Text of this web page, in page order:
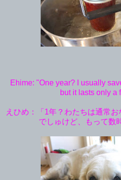
Ehime: "One year? I usually
but it lasts only a
えひめ：「1年？わたちは通常
でしゅけど、もって数